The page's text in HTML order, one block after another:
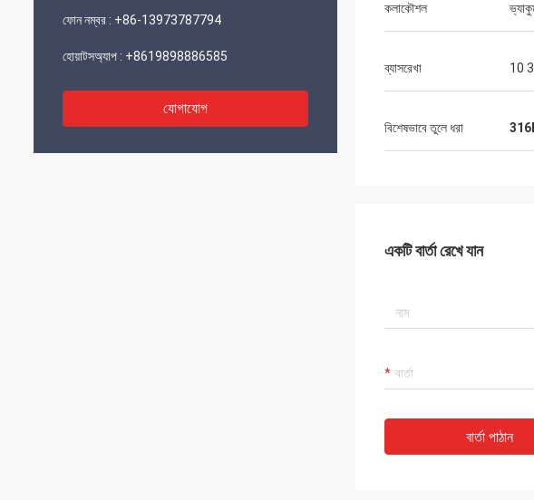
ফোন নম্বর : +86-13973787794
হোয়াটসঅ্যাপ : +8619898886585
যোগাযোগ
কলাকৌশল
ব্যাসরেখা 10
বিশেষভাবে তুলে ধরা
একটি বার্তা রেখে যান
বার্তা পাঠান